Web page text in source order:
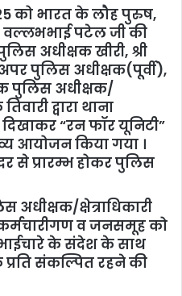
को भारत के लौह पुरुष,
वल्लभभाई पटेल जी की
अधीक्षक खीरी, श्री
पुलिस अधीक्षक(पूर्वी),
पुलिस अधीक्षक/
द्वारा थाना
“रन फॉर यूनिटी”
आयोजन किया गया ।
से प्रारम्भ होकर पुलिस
क्षेत्राधिकारी
व जनसमूह को
भाईचारे के संदेश के साथ
संकल्पित रहने की